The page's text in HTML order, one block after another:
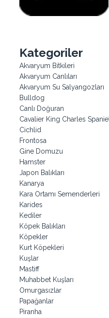
Kategoriler
Akvaryum Bitkileri
Akvaryum Canlıları
Akvaryum Su Salyangozları
Bulldog
Canlı Doğuran
Cavalier King Charles Spaniel
Cichlid
Frontosa
Gine Domuzu
Hamster
Japon Balıkları
Kanarya
Kara Ortamı Semenderleri
Karides
Kediler
Köpek Balıkları
Köpekler
Kurt Köpekleri
Kuşlar
Mastiff
Muhabbet Kuşları
Omurgasızlar
Papağanlar
Piranha